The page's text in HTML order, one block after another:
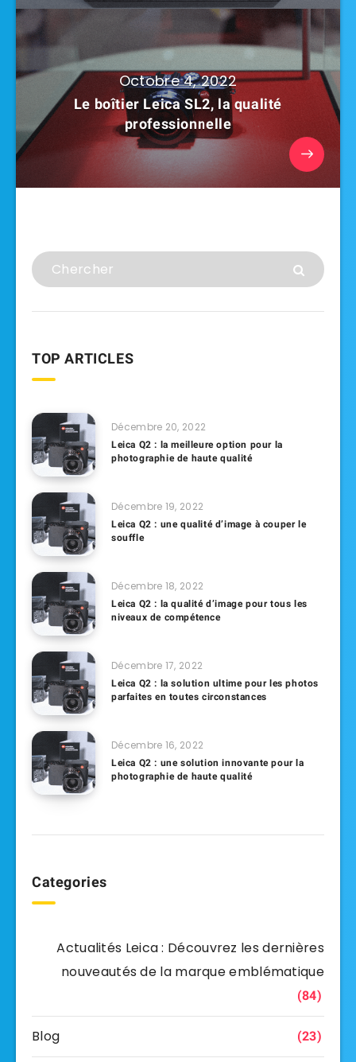
Octobre 4, 2022
Le boîtier Leica SL2, la qualité
professionnelle
TOP ARTICLES
Décembre 20, 2022
Leica Q2 : la meilleure option pour la
photographie de haute qualité
Décembre 19, 2022
Leica Q2 : une qualité d’image à couper le
souffle
Décembre 18, 2022
Leica Q2 : la qualité d’image pour tous les
niveaux de compétence
Décembre 17, 2022
Leica Q2 : la solution ultime pour les photos
parfaites en toutes circonstances
Décembre 16, 2022
Leica Q2 : une solution innovante pour la
photographie de haute qualité
Categories
Actualités Leica : Découvrez les dernières
nouveautés de la marque emblématique
(84)
Blog (23)